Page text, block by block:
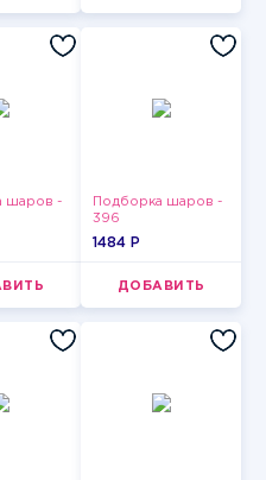
шаров -
Подборка шаров -
396
1484 P
ДОБАВИТЬ